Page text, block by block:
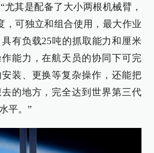
尤其是配备了大小两根机械臂，
，可独立和组合使用，最大作业
有负载25吨的抓取能力和厘米
能力，在航天员的协同下可完
装、更换等复杂操作，还能把
的地方，完全达到世界第三代
平。”